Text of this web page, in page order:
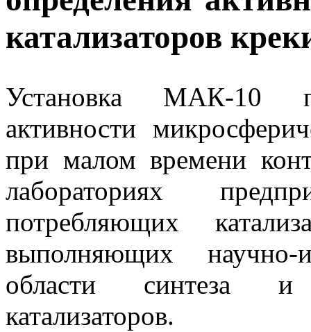
катализаторов
Установка МАК-10
активности
при малом времени
лабораториях
потребляющих
выполняющих научно-
области синтеза и
катализаторов.